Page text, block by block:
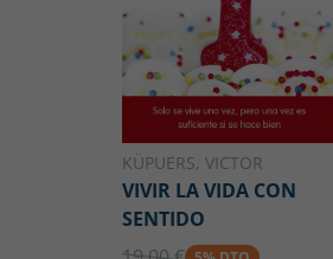
KÜPUERS, VICTOR
VIVIR LA VIDA CON
SENTIDO